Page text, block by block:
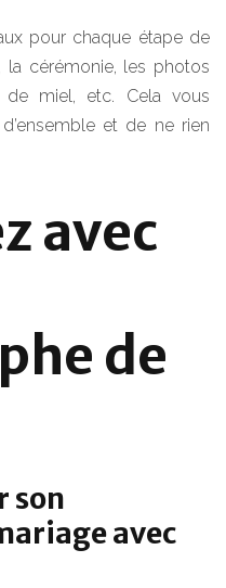
pour chaque étape de
la cérémonie, les photos
miel, etc. Cela vous
et de ne rien
avec
de
son
avec